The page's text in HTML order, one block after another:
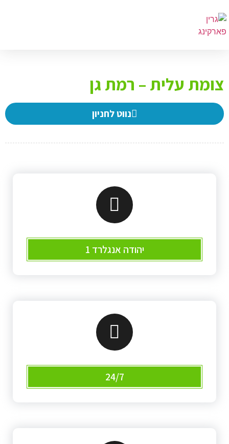
עלית – רמת גן
נווט לחניון
יהודה אנגלרד 1
24/7